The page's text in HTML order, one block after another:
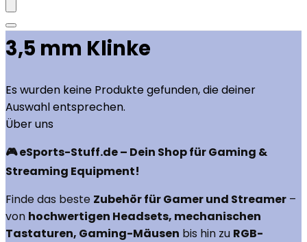
‎3,5 mm Klinke
Es wurden keine Produkte gefunden, die deiner
Auswahl entsprechen.
Über uns
🎮 eSports-Stuff.de – Dein Shop für Gaming &
Streaming Equipment!
Finde das beste Zubehör für Gamer und Streamer –
von hochwertigen Headsets, mechanischen
Tastaturen, Gaming-Mäusen bis hin zu RGB-